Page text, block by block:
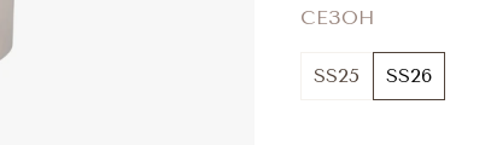
СЕЗОН
SS25 SS26